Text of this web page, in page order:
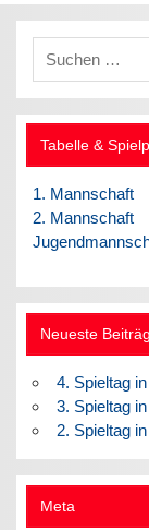
Tabelle &
1. Mannschaft
2. Mannschaft
Neueste
4. Spieltag
3. Spieltag
2. Spieltag
Meta